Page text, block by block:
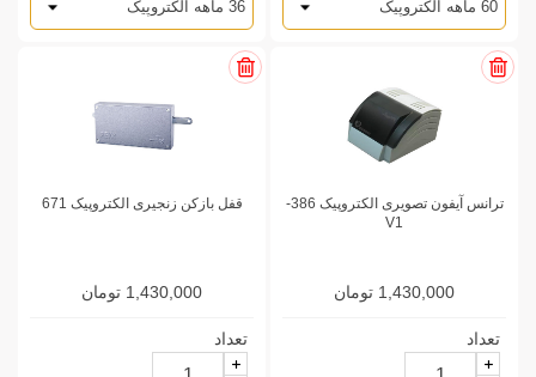
ترانس آیفون تصویری الکتروپیک 386-
V1
1,430,000 تومان
تعداد
قفل بازکن زنجیری الکتروپیک 671
1,430,000 تومان
تعداد